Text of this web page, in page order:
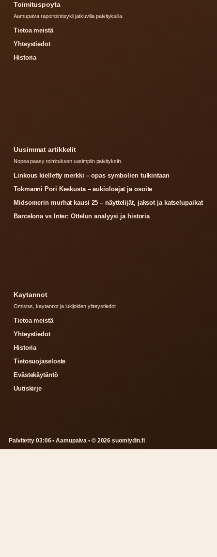
Toimituspoyta
Aamupaiva raportointisykli jatkuvilla paivityksilla.
Tietoa meistä
Yhteystiedot
Historia
Uusimmat artikkelit
Nopea paasy toimituksen uusimpiin paivityksiin.
Linkous kielletty merkki – opas symbolien tulkintaan
Tokmanni Pori Keskusta – aukioloajat ja osoite
Midsomerin murhat kausi 25 – näyttelijät, jaksot ja katselupaikat
Barcelona vs Inter: Ottelun analyysi ja historia
Kaytannot
Omistus, kaytannot ja lukijoiden yhteystiedot.
Tietoa meistä
Yhteystiedot
Historia
Tietosuojaseloste
Evästekäytäntö
Uutiskirje
Paivitetty 03:06 • Aamupaiva • © 2026 suomiydin.fi